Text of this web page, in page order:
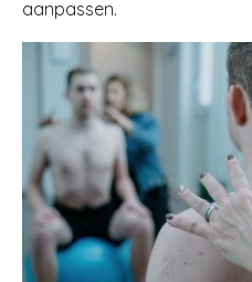
aanpassen.
Image